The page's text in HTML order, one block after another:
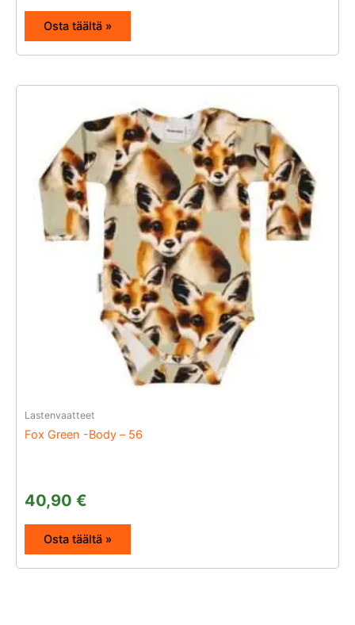
Osta täältä »
Lastenvaatteet
Fox Green -Body – 56
40,90 €
Osta täältä »